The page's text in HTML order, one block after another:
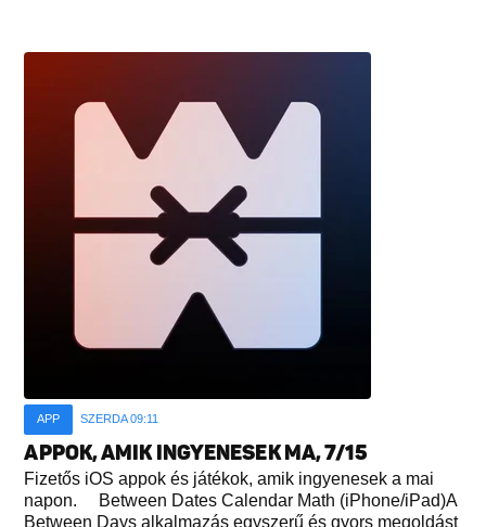
APP SZERDA 09:11
APPOK, AMIK INGYENESEK MA, 7/15
Fizetős iOS appok és játékok, amik ingyenesek a mai
napon. Between Dates Calendar Math (iPhone/iPad)A
Between Days alkalmazás egyszerű és gyors megoldást